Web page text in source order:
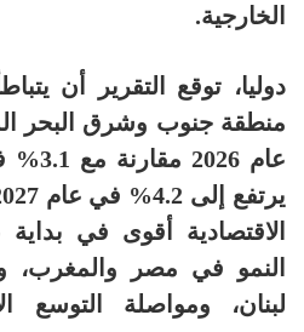
الخارجية.
دوليا، توقع التقرير أن
النمو في مصر والمغرب،
لبنان، ومواصلة التوسع